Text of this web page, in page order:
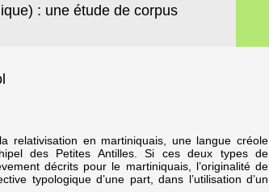
: une étude de corpus
relativisation en martiniquais, une langue créole
des Petites Antilles. Si ces deux types de
décrits pour le martiniquais, l’originalité de
typologique d’une part, dans l’utilisation d’un